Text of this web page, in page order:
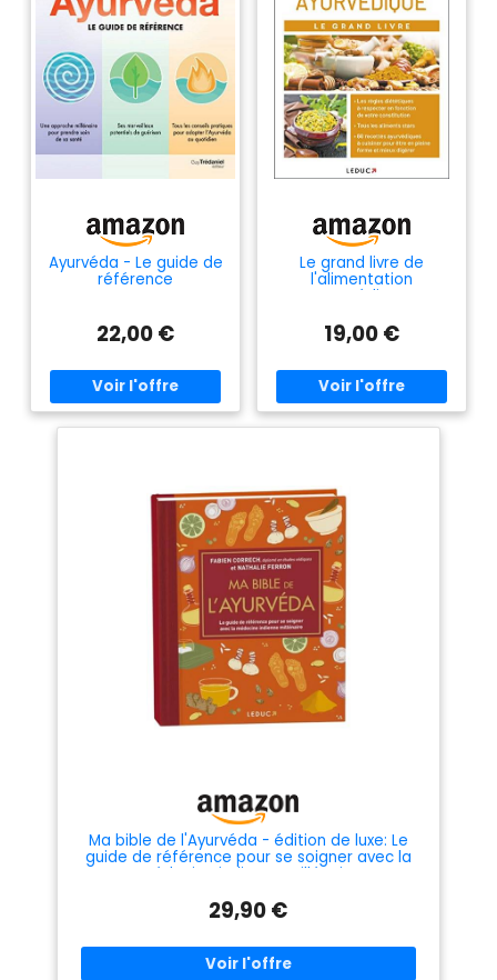
Ayurvéda - Le guide de
référence
22,00 €
Le grand livre de
l'alimentation
ayurvédique
19,00 €
Ma bible de l'Ayurvéda - édition de luxe: Le
guide de référence pour se soigner avec la
médecine indienne millénaire
29,90 €